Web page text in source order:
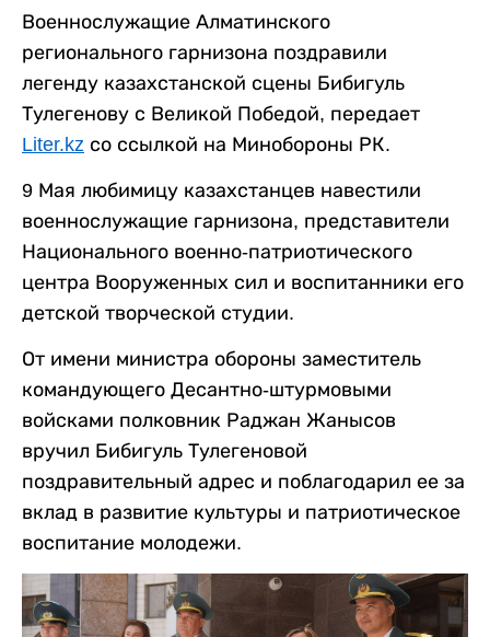
Военнослужащие Алматинского
регионального гарнизона поздравили
легенду казахстанской сцены Бибигуль
Тулегенову с Великой Победой, передает
Liter.kz со ссылкой на Минобороны РК.
9 Мая любимицу казахстанцев навестили
военнослужащие гарнизона, представители
Национального военно-патриотического
центра Вооруженных сил и воспитанники его
детской творческой студии.
От имени министра обороны заместитель
командующего Десантно-штурмовыми
войсками полковник Раджан Жанысов
вручил Бибигуль Тулегеновой
поздравительный адрес и поблагодарил ее за
вклад в развитие культуры и патриотическое
воспитание молодежи.